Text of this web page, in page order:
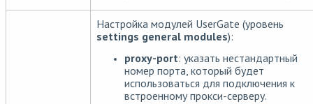
Настройка модулей UserGate (уровень
settings general modules):
proxy-port: указать нестандартный
номер порта, который будет
использоваться для подключения к
встроенному прокси-серверу.